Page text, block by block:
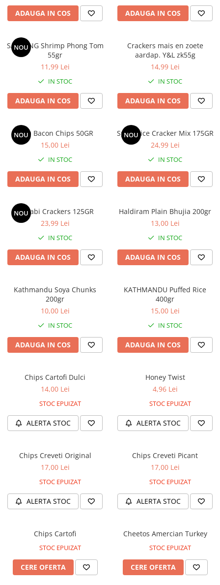
ADAUGA IN COS ADAUGA IN COS
NOU
SA GIANG Shrimp Phong Tom
55gr
11,99 Lei
IN STOC
ADAUGA IN COS
Crackers mais en zoete
aardap. Y&L zk55g
14,99 Lei
IN STOC
ADAUGA IN COS
NOU
BBQ Bacon Chips 50GR
15,00 Lei
IN STOC
ADAUGA IN COS
NOU
Spicy Rice Cracker Mix 175GR
24,99 Lei
IN STOC
ADAUGA IN COS
NOU
Wasabi Crackers 125GR
23,99 Lei
IN STOC
ADAUGA IN COS
Haldiram Plain Bhujia 200gr
13,00 Lei
IN STOC
ADAUGA IN COS
Kathmandu Soya Chunks
200gr
10,00 Lei
IN STOC
ADAUGA IN COS
KATHMANDU Puffed Rice
400gr
15,00 Lei
IN STOC
ADAUGA IN COS
Chips Cartofi Dulci
14,00 Lei
STOC EPUIZAT
ALERTA STOC
Honey Twist
4,96 Lei
STOC EPUIZAT
ALERTA STOC
Chips Creveti Original
17,00 Lei
STOC EPUIZAT
ALERTA STOC
Chips Creveti Picant
17,00 Lei
STOC EPUIZAT
ALERTA STOC
Chips Cartofi
STOC EPUIZAT
CERE OFERTA
Cheetos Amercian Turkey
STOC EPUIZAT
CERE OFERTA